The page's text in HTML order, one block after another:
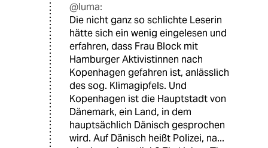
@luma:
Die nicht ganz so schlichte Leserin
hätte sich ein wenig eingelesen und
erfahren, dass Frau Block mit
Hamburger Aktivistinnen nach
Kopenhagen gefahren ist, anlässlich
des sog. Klimagipfels. Und
Kopenhagen ist die Hauptstadt von
Dänemark, ein Land, in dem
hauptsächlich Dänisch gesprochen
wird. Auf Dänisch heißt Polizei, na...